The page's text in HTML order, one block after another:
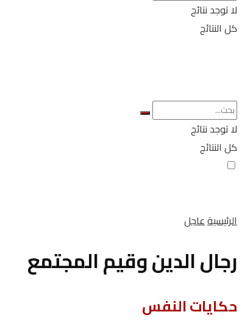
لا توجد نتائج
كل النتائج
لا توجد نتائج
كل النتائج
الرئيسيةعاجل
رجال الدين وقيم المجتمع
حكايات النفس